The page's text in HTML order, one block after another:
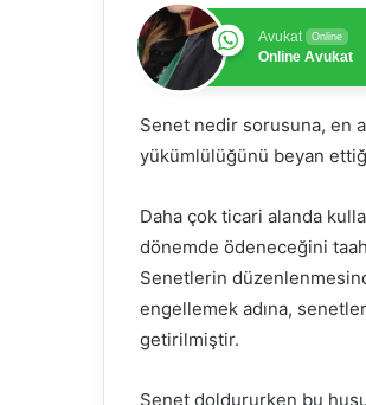
Avukat Online
Online Avukat
Senet nedir sorusuna, en
yükümlülüğünü beyan
Daha çok ticari alanda
dönemde ödeneceğini
Senetlerin
engellemek adına,
getirilmiştir.
Senet doldururken bu